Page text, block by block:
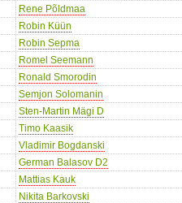
Rene Põldmaa
Robin Küün
Robin Sepma
Romel Seemann
Ronald Smorodin
Semjon Solomanin
Sten-Martin Mägi D
Timo Kaasik
Vladimir Bogdanski
German Balasov D2
Mattias Kauk
Nikita Barkovski